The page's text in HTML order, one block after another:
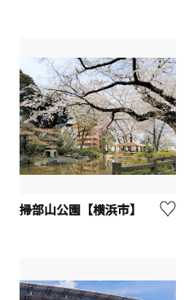
掃部山公園【横浜市】